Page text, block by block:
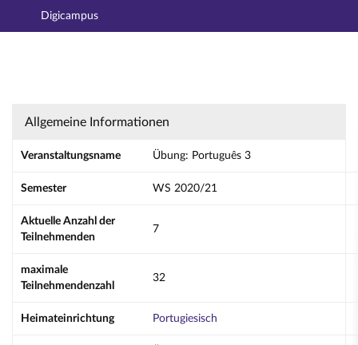
Hauptnavigation
Digicampus
Übung: Português 3 - Details
Allgemeine Informationen
Veranstaltungsname Übung: Português 3
Semester WS 2020/21
Aktuelle Anzahl der
Teilnehmenden
7
maximale
Teilnehmendenzahl
32
Heimateinrichtung Portugiesisch